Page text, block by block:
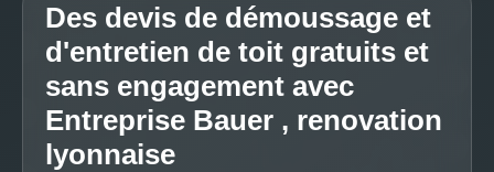
Des devis de démoussage et
d'entretien de toit gratuits et
sans engagement avec
Entreprise Bauer , renovation
lyonnaise